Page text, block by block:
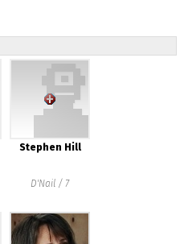
Stephen Hill
D'Nail / 7